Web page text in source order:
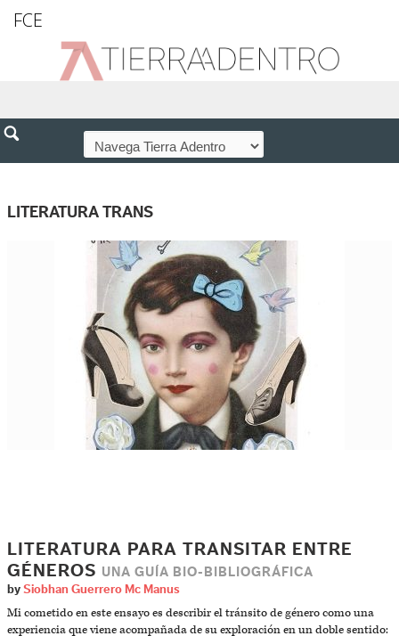
FCE
LITERATURA TRANS
LITERATURA PARA TRANSITAR ENTRE
GÉNEROS UNA GUÍA BIO-BIBLIOGRÁFICA
by Siobhan Guerrero Mc Manus
Mi cometido en este ensayo es describir el tránsito de género como una
experiencia que viene acompañada de su exploración en un doble sentido: